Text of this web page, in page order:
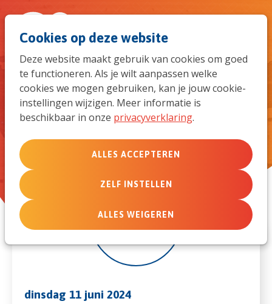
Cookies op deze website
Deze website maakt gebruik van cookies om goed
te functioneren. Als je wilt aanpassen welke
cookies we mogen gebruiken, kan je jouw cookie-
instellingen wijzigen. Meer informatie is
beschikbaar in onze privacyverklaring.
ALLES ACCEPTEREN
ZELF INSTELLEN
ALLES WEIGEREN
naar
de
Q&A Re-entry Online Sessie
11
jun
dinsdag 11 juni 2024